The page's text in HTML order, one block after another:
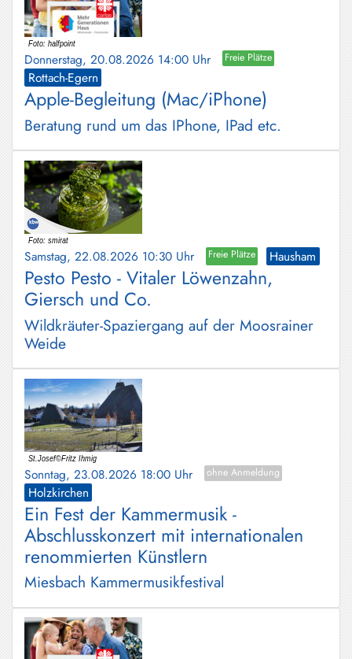
Donnerstag, 20.08.2026 14:00 Uhr Freie Plätze
Rottach-Egern
Apple-Begleitung (Mac/iPhone)
Beratung rund um das IPhone, IPad etc.
Samstag, 22.08.2026 10:30 Uhr Freie Plätze Hausham
Pesto Pesto - Vitaler Löwenzahn,
Giersch und Co.
Wildkräuter-Spaziergang auf der Moosrainer
Weide
Sonntag, 23.08.2026 18:00 Uhr ohne Anmeldung
Holzkirchen
Ein Fest der Kammermusik -
Abschlusskonzert mit internationalen
renommierten Künstlern
Miesbach Kammermusikfestival